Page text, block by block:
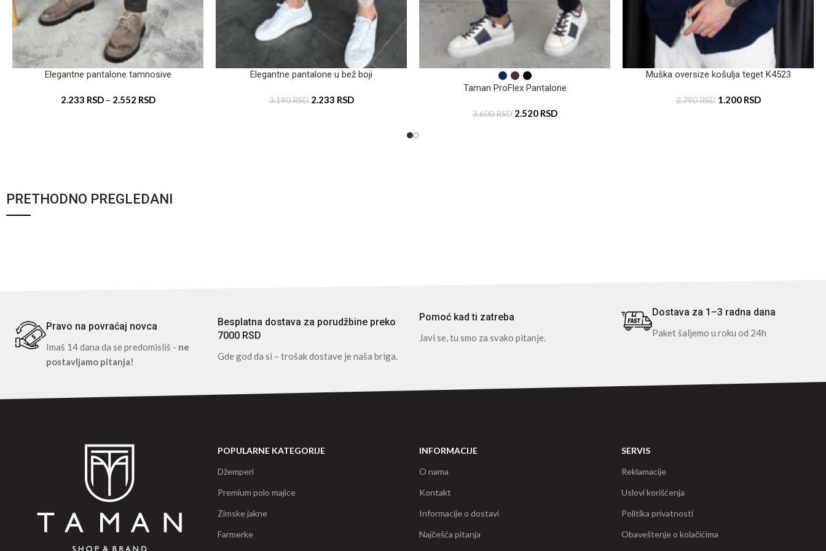
Elegantne pantalone tamnosive
2.233 RSD – 2.552 RSD
Elegantne pantalone u bež boji
3.190RSD 2.233 RSD
Taman ProFlex Pantalone
3.600RSD 2.520 RSD
Muška oversize košulja teget K4523
2.790RSD 1.200 RSD
PRETHODNO PREGLEDANI
Pravo na povraćaj novca
Imaš 14 dana da se predomisliš - ne
postavljamo pitanja!
Besplatna dostava za porudžbine preko
7000 RSD
Gde god da si – trošak dostave je naša briga.
Pomoć kad ti zatreba
Javi se, tu smo za svako pitanje.
Dostava za 1–3 radna dana
Paket šaljemo u roku od 24h
POPULARNE KATEGORIJE
Džemperi
Premium polo majice
Zimske jakne
Farmerke
INFORMACIJE
O nama
Kontakt
Informacije o dostavi
Najčešća pitanja
SERVIS
Reklamacije
Uslovi korišćenja
Politika privatnosti
Obaveštenje o kolačićima